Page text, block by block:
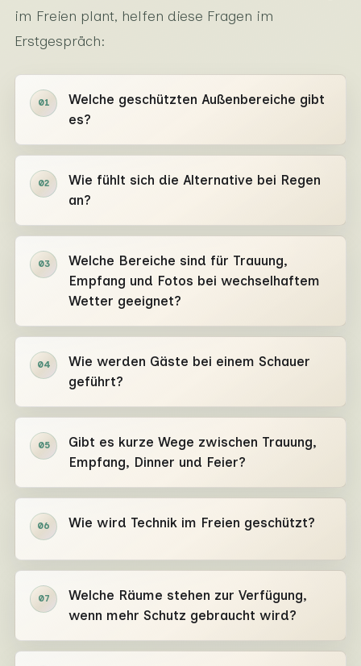
im Freien plant, helfen diese Fragen im
Erstgespräch:
01
Welche geschützten Außenbereiche gibt
es?
02
Wie fühlt sich die Alternative bei Regen
an?
03
Welche Bereiche sind für Trauung,
Empfang und Fotos bei wechselhaftem
Wetter geeignet?
04
Wie werden Gäste bei einem Schauer
geführt?
05
Gibt es kurze Wege zwischen Trauung,
Empfang, Dinner und Feier?
06 Wie wird Technik im Freien geschützt?
07
Welche Räume stehen zur Verfügung,
wenn mehr Schutz gebraucht wird?